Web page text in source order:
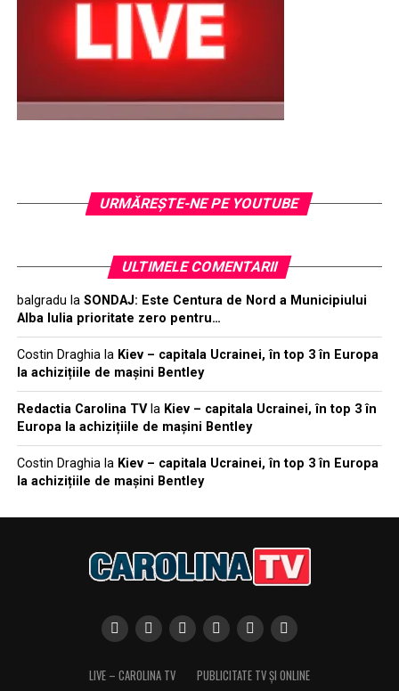
URMĂREŞTE-NE PE YOUTUBE
ULTIMELE COMENTARII
balgradu la SONDAJ: Este Centura de Nord a Municipiului
Alba Iulia prioritate zero pentru…
Costin Draghiala Kiev – capitala Ucrainei, în top 3 în Europa
la achizițiile de mașini Bentley
Redactia Carolina TVla Kiev – capitala Ucrainei, în top 3 în
Europa la achizițiile de mașini Bentley
Costin Draghiala Kiev – capitala Ucrainei, în top 3 în Europa
la achizițiile de mașini Bentley
LIVE – CAROLINA TV
PUBLICITATE TV ȘI ONLINE